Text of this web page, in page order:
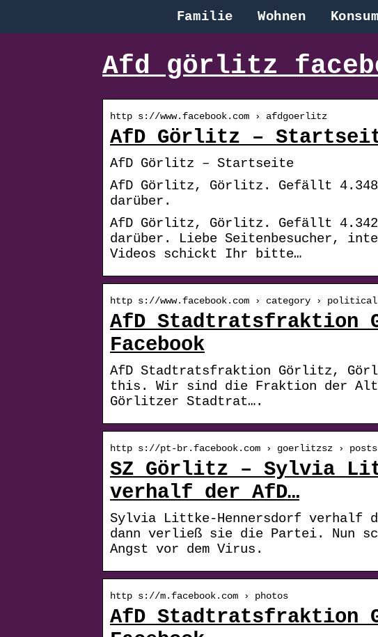
Familie Wohnen Konsum
Afd görlitz
http s://www.facebook.com › afdgoerlitz
AfD Görlitz –
AfD Görlitz – Startseite
AfD Görlitz, Görlitz. Gefällt 4.348
darüber.
AfD Görlitz, Görlitz. Gefällt 4.342
darüber. Liebe Seitenbesucher,
Videos schickt Ihr bitte…
http s://www.facebook.com › category ›
AfD Stadtratsfraktion
Facebook
AfD Stadtratsfraktion Görlitz,
this. Wir sind die Fraktion der
Görlitzer Stadtrat….
http s://pt-br.facebook.com › goerlitzsz ›
SZ Görlitz – Sylvia
verhalf der AfD…
Sylvia Littke-Hennersdorf verhalf
dann verließ sie die Partei. Nun
Angst vor dem Virus.
http s://m.facebook.com › photos
AfD Stadtratsfraktion